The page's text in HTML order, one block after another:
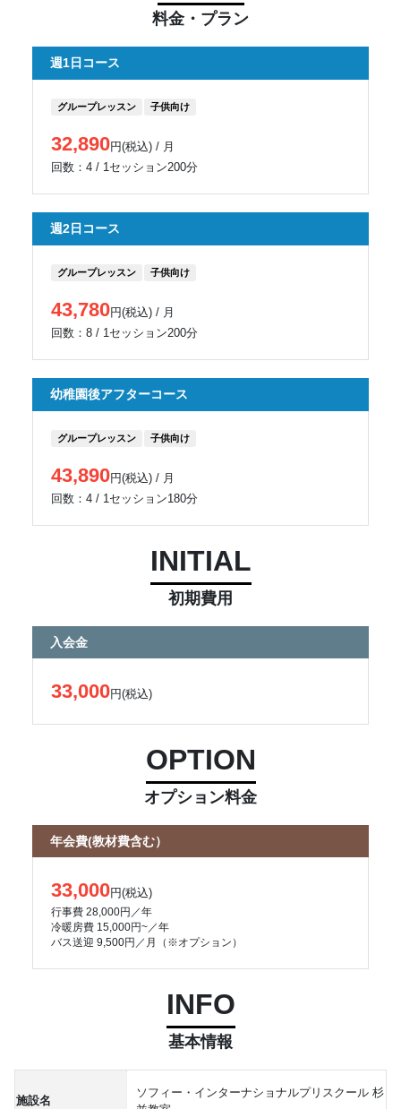
料金・プラン
週1日コース
グループレッスン 子供向け
32,890円(税込) / 月
回数：4 / 1セッション200分
週2日コース
グループレッスン 子供向け
43,780円(税込) / 月
回数：8 / 1セッション200分
幼稚園後アフターコース
グループレッスン 子供向け
43,890円(税込) / 月
回数：4 / 1セッション180分
INITIAL
初期費用
入会金
33,000円(税込)
OPTION
オプション料金
年会費(教材費含む）
33,000円(税込)
行事費 28,000円／年
冷暖房費 15,000円~／年
バス送迎 9,500円／月（※オプション）
INFO
基本情報
施設名
ソフィー・インターナショナルプリスクール 杉